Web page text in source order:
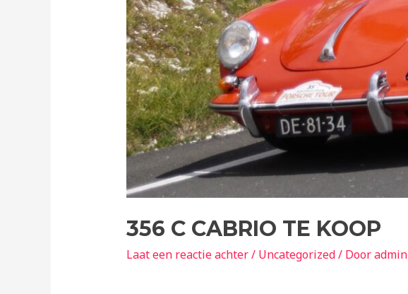
356 C CABRIO TE KOOP
Laat een reactie achter/ Uncategorized/ Dooradmin